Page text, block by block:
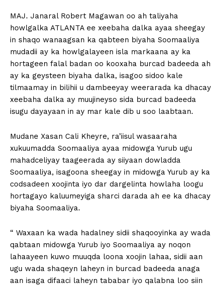
MAJ. Janaral Robert Magawan oo ah taliyaha
howlgalka ATLANTA ee xeebaha dalka ayaa sheegay
in shaqo wanaagsan ka qabteen biyaha Soomaaliya
mudadii ay ka howlgalayeen isla markaana ay ka
hortageen falal badan oo kooxaha burcad badeeda ah
ay ka geysteen biyaha dalka, isagoo sidoo kale
tilmaamay in bilihii u dambeeyay weerarada ka dhacay
xeebaha dalka ay muujineyso sida burcad badeeda
isugu dayayaan in ay mar kale dib u soo laabtaan.
Mudane Xasan Cali Kheyre, ra’iisul wasaaraha
xukuumadda Soomaaliya ayaa midowga Yurub ugu
mahadceliyay taageerada ay siiyaan dowladda
Soomaaliya, isagoona sheegay in midowga Yurub ay ka
codsadeen xoojinta iyo dar dargelinta howlaha loogu
hortagayo kaluumeyiga sharci darada ah ee ka dhacay
biyaha Soomaaliya.
“ Waxaan ka wada hadalney sidii shaqooyinka ay wada
qabtaan midowga Yurub iyo Soomaaliya ay noqon
lahaayeen kuwo muuqda loona xoojin lahaa, sidii aan
ugu wada shaqeyn laheyn in burcad badeeda anaga
aan isaga difaaci laheyn tababar iyo qalabna loo siin